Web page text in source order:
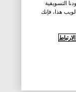
التسويقية
هذا، فإنك